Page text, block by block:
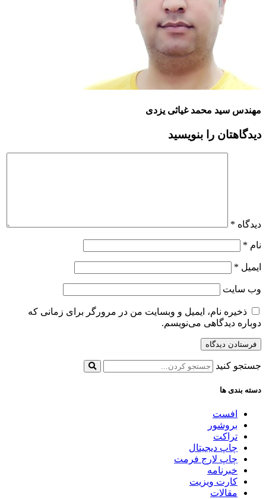
مهندس سید محمد غیاثی یزدی
دیدگاهتان را بنویسید
دیدگاه *
نام *
ایمیل *
وب‌ سایت
ذخیره نام، ایمیل و وبسایت من در مرورگر برای زمانی که
دوباره دیدگاهی می‌نویسم.
جستجو کنید
دسته بندی ها
افست
بروشور
تراکت
چاپ دیجیتال
چاپ لارج فرمت
خبرنامه
کارت ویزیت
مقالات